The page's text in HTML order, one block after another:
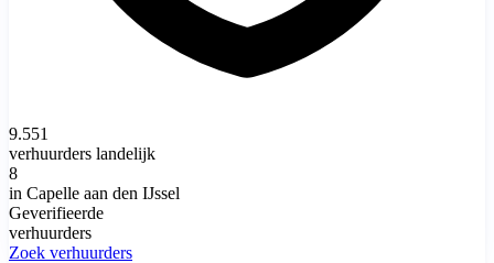
9.551
verhuurders landelijk
8
in Capelle aan den IJssel
Geverifieerde
verhuurders
Zoek verhuurders